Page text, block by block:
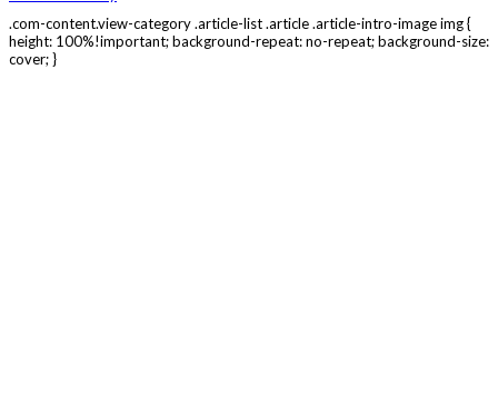
.com-content.view-category .article-list .article .article-intro-image img {
height: 100%!important; background-repeat: no-repeat; background-size:
cover; }